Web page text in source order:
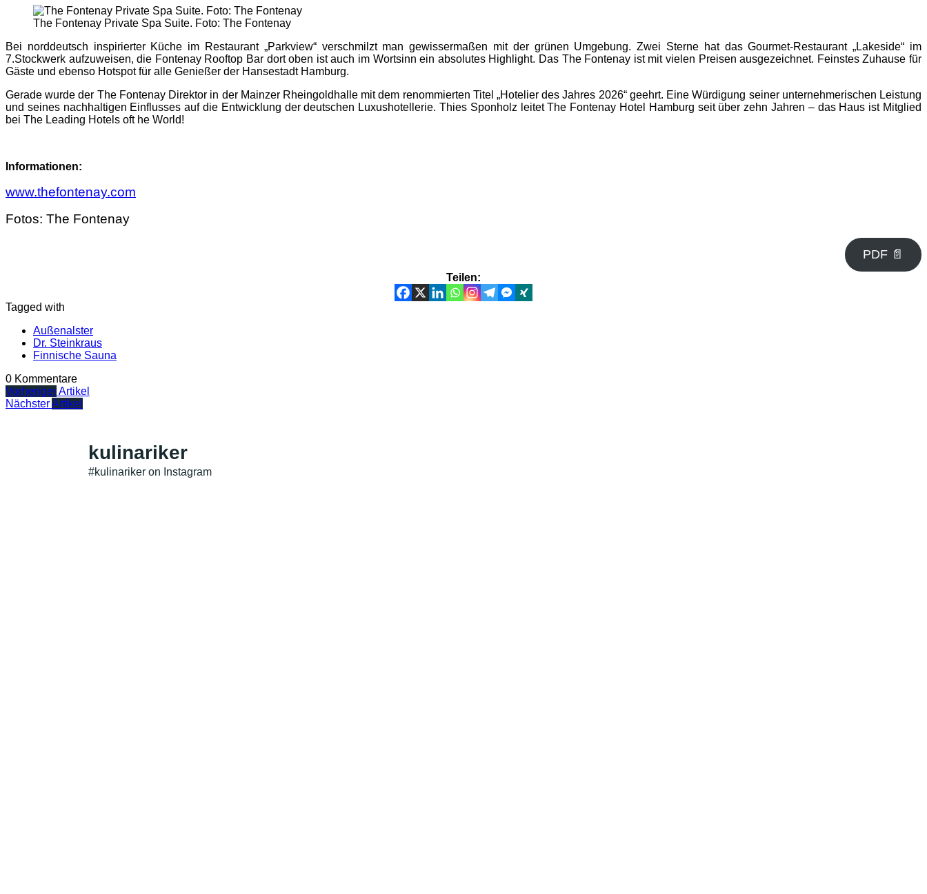
The Fontenay Private Spa Suite. Foto: The Fontenay
Bei norddeutsch inspirierter Küche im Restaurant „Parkview“ verschmilzt man gewissermaßen mit der grünen Umgebung. Zwei Sterne hat das Gourmet-Restaurant „Lakeside“ im
7.Stockwerk aufzuweisen, die Fontenay Rooftop Bar dort oben ist auch im Wortsinn ein absolutes Highlight. Das The Fontenay ist mit vielen Preisen ausgezeichnet. Feinstes Zuhause für
Gäste und ebenso Hotspot für alle Genießer der Hansestadt Hamburg.
Gerade wurde der The Fontenay Direktor in der Mainzer Rheingoldhalle mit dem renommierten Titel „Hotelier des Jahres 2026“ geehrt. Eine Würdigung seiner unternehmerischen Leistung
und seines nachhaltigen Einflusses auf die Entwicklung der deutschen Luxushotellerie. Thies Sponholz leitet The Fontenay Hotel Hamburg seit über zehn Jahren – das Haus ist Mitglied
bei The Leading Hotels oft he World!
Informationen:
www.thefontenay.com
Fotos: The Fontenay
PDF 📄
Teilen:
Tagged with
Außenalster
Dr. Steinkraus
Finnische Sauna
0 Kommentare
VorherigerArtikel
NächsterArtikel
kulinariker
#kulinariker on Instagram